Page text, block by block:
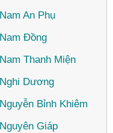
Nam An Phụ
Nam Đồng
Nam Thanh Miện
Nghi Dương
Nguyễn Bỉnh Khiêm
Nguyên Giáp